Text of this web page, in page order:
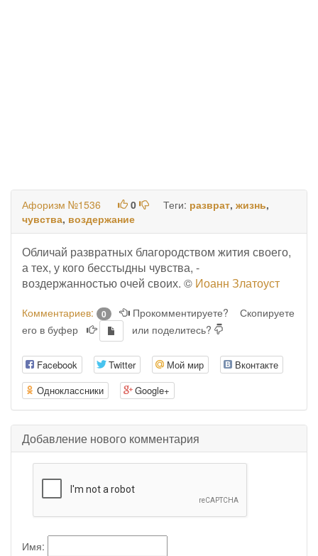
Афоризм №1536 0 Теги: разврат, жизнь,
чувства, воздержание
Обличай развратных благородством жития своего,
а тех, у кого бесстыдны чувства, -
воздержанностью очей своих. © Иоанн Златоуст
Комментариев: 0 Прокомментируете?
Скопируете
его в буфер
или поделитесь?
Facebook Twitter Мой мир
Вконтакте
Одноклассники
Google+
Добавление нового комментария
Имя: